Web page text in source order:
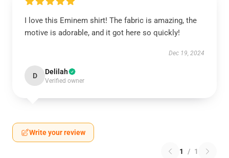
I love this Eminem shirt! The fabric is amazing, the
motive is adorable, and it got here so quickly!
Dec 19, 2024
D Delilah
Verified owner
Write your review
1 / 1